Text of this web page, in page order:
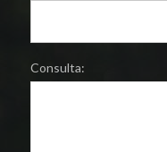
Consulta: